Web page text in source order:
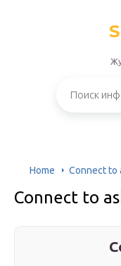
Home Connect to
Connect to